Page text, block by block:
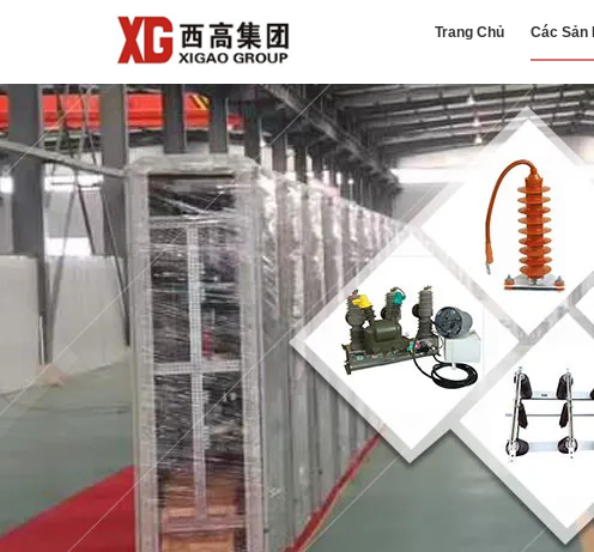
Trang Chủ Các Sản